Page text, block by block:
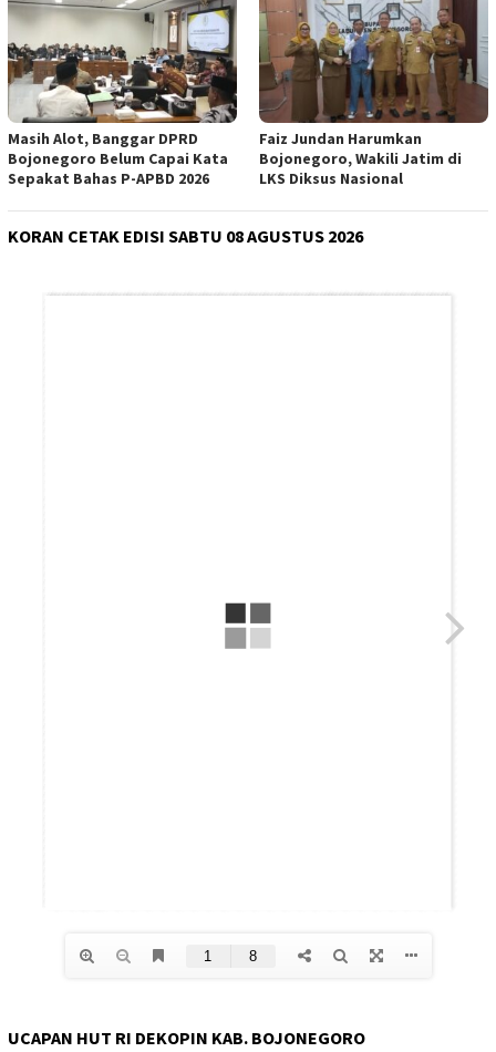
Masih Alot, Banggar DPRD
Bojonegoro Belum Capai Kata
Sepakat Bahas P-APBD 2026
Faiz Jundan Harumkan
Bojonegoro, Wakili Jatim di
LKS Diksus Nasional
KORAN CETAK EDISI SABTU 08 AGUSTUS 2026
UCAPAN HUT RI DEKOPIN KAB. BOJONEGORO